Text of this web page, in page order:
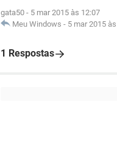
gata50 - 5 mar 2015 às 12:07
Meu Windows - 5 mar 2015
1 Respostas